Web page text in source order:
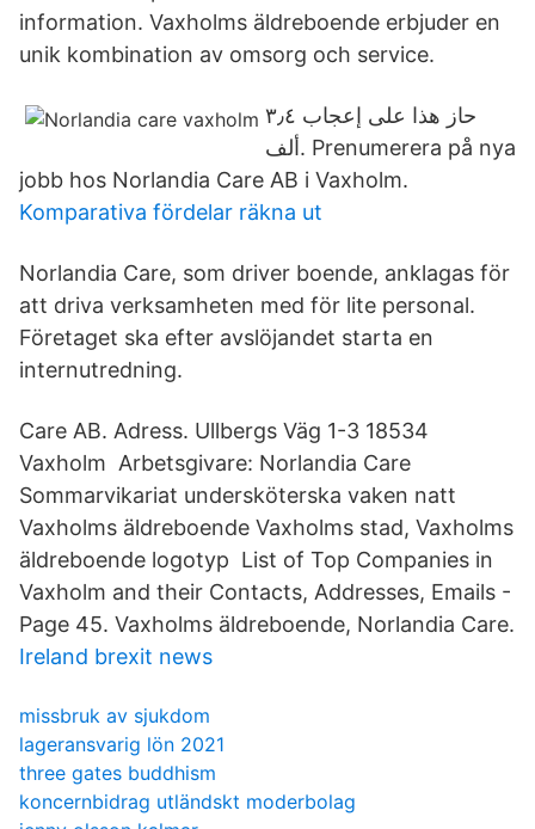
information. Vaxholms äldreboende erbjuder en
unik kombination av omsorg och service.
حاز هذا على إعجاب ‏٣٫٤
ألف‏. Prenumerera på nya
jobb hos Norlandia Care AB i Vaxholm.
Komparativa fördelar räkna ut
Norlandia Care, som driver boende, anklagas för
att driva verksamheten med för lite personal.
Företaget ska efter avslöjandet starta en
internutredning.
Care AB. Adress. Ullbergs Väg 1-3 18534
Vaxholm Arbetsgivare: Norlandia Care
Sommarvikariat undersköterska vaken natt
Vaxholms äldreboende Vaxholms stad, Vaxholms
äldreboende logotyp List of Top Companies in
Vaxholm and their Contacts, Addresses, Emails -
Page 45. Vaxholms äldreboende, Norlandia Care.
Ireland brexit news
missbruk av sjukdom
lageransvarig lön 2021
three gates buddhism
koncernbidrag utländskt moderbolag